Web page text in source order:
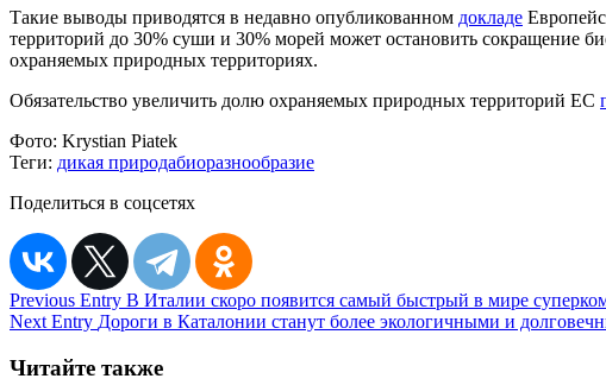
Такие выводы приводятся в недавно опубликованном докладе
территорий до 30% суши и 30% морей может остановить сокращение
охраняемых природных территориях.
Обязательство увеличить долю охраняемых природных территорий ЕС
Фото: Krystian Piatek
Теги: дикая природабиоразнообразие
Поделиться в соцсетях
Навигация
по
записям
Previous Entry В Италии скоро появится самый быстрый в мире
Next Entry Дороги в Каталонии станут более экологичными и
Читайте также